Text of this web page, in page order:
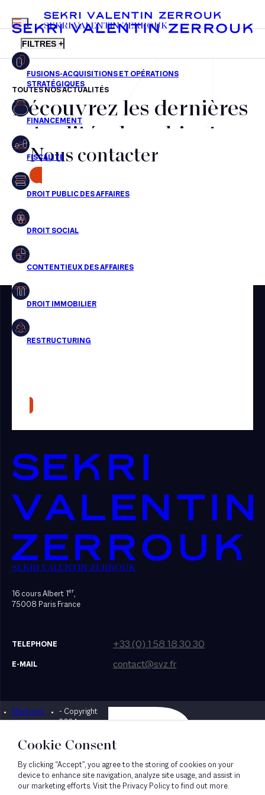
FR EN
MENU
SEKRI VALENTIN ZERROUK
FILTRES +
Fusions-acquisitions et opérations stratégiques
Financement
Fiscalité
Droit public des affaires
Droit social
Droit immobilier
Restructuring
Presse
TOUTES NOS ACTUALITÉS
Découvrez les dernières
actualités du cabinet,
nos récompenses et nos
transactions, jour après
jour
Aucun résultats pour cette recherche
Nous contacter
SEKRI VALENTIN ZERROUK
16 cours Albert 1er,
75008 Paris France
TELEPHONE +33 (0) 1 58 18 30 30
E-MAIL contact@svz.fr
Mentions
légales
- Copyright
2024
Designed by Bonhomme
Cookie Consent
By clicking “Accept”, you agree to the storing of cookies on your
device to enhance site navigation, analyze site usage, and assist in
our marketing efforts. Visit the Privacy Policy to find out more.